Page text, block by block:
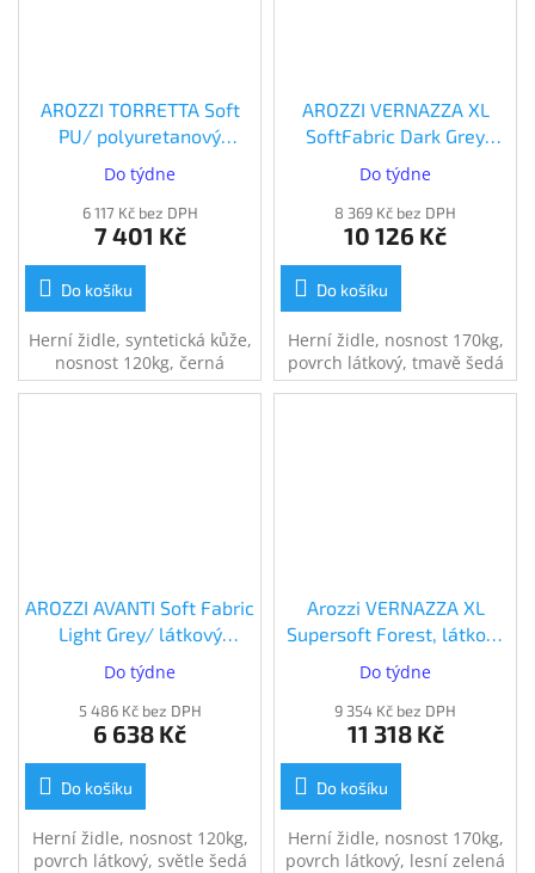
AROZZI TORRETTA Soft
PU/ polyuretanový
(TORRETTA-SPU-PBK)
Do týdne
6 117 Kč bez DPH
7 401 Kč
Do košíku
Herní židle, syntetická kůže,
nosnost 120kg, černá
AROZZI VERNAZZA XL
SoftFabric Dark Grey
Do týdne
8 369 Kč bez DPH
10 126 Kč
Do košíku
Herní židle, nosnost 170kg,
povrch látkový, tmavě šedá
AROZZI AVANTI Soft Fabric
Light Grey/ látkový
povrch/ světle šedá
(AVANTI-SFB-LG)
Do týdne
5 486 Kč bez DPH
6 638 Kč
Do košíku
Herní židle, nosnost 120kg,
povrch látkový, světle šedá
Arozzi VERNAZZA XL
Supersoft Forest, látkový
povrch, lesní zelená
(VERNAZZA-XL-SPSF-FST)
Do týdne
9 354 Kč bez DPH
11 318 Kč
Do košíku
Herní židle, nosnost 170kg,
povrch látkový, lesní zelená